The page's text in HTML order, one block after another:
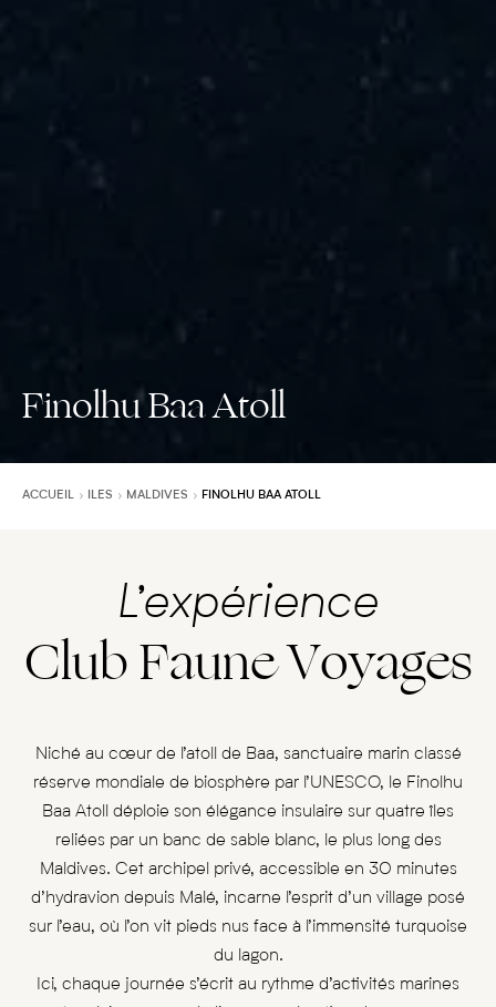
Finolhu Baa Atoll
ACCUEIL ILES MALDIVES FINOLHU BAA ATOLL
L’expérience
Club Faune Voyages
Niché au cœur de l’atoll de Baa, sanctuaire marin classé
réserve mondiale de biosphère par l’UNESCO, le Finolhu
Baa Atoll déploie son élégance insulaire sur quatre îles
reliées par un banc de sable blanc, le plus long des
Maldives. Cet archipel privé, accessible en 30 minutes
d’hydravion depuis Malé, incarne l’esprit d’un village posé
sur l’eau, où l’on vit pieds nus face à l’immensité turquoise
du lagon.
Ici, chaque journée s’écrit au rythme d’activités marines